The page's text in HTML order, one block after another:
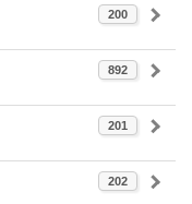
200
892
201
202